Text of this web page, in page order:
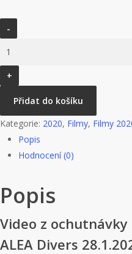
-
Divers
28.1.2020
množství
Přidat do košíku
Kategorie: 2020, Filmy, Filmy
Popis
Hodnocení (0)
Popis
Video z
ALEA Divers